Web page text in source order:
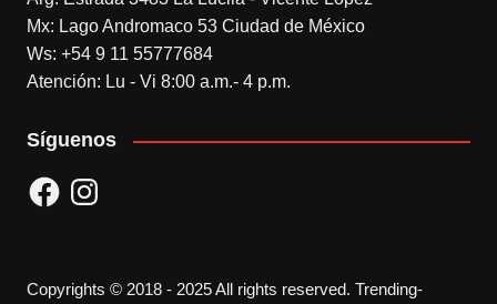
Mx: Lago Andromaco 53 Ciudad de México
Ws: +54 9 11 55777684
Atención: Lu - Vi 8:00 a.m.- 4 p.m.
Síguenos
FacebookInstagram
Copyrights © 2018 - 2025 All rights reserved. Trending-